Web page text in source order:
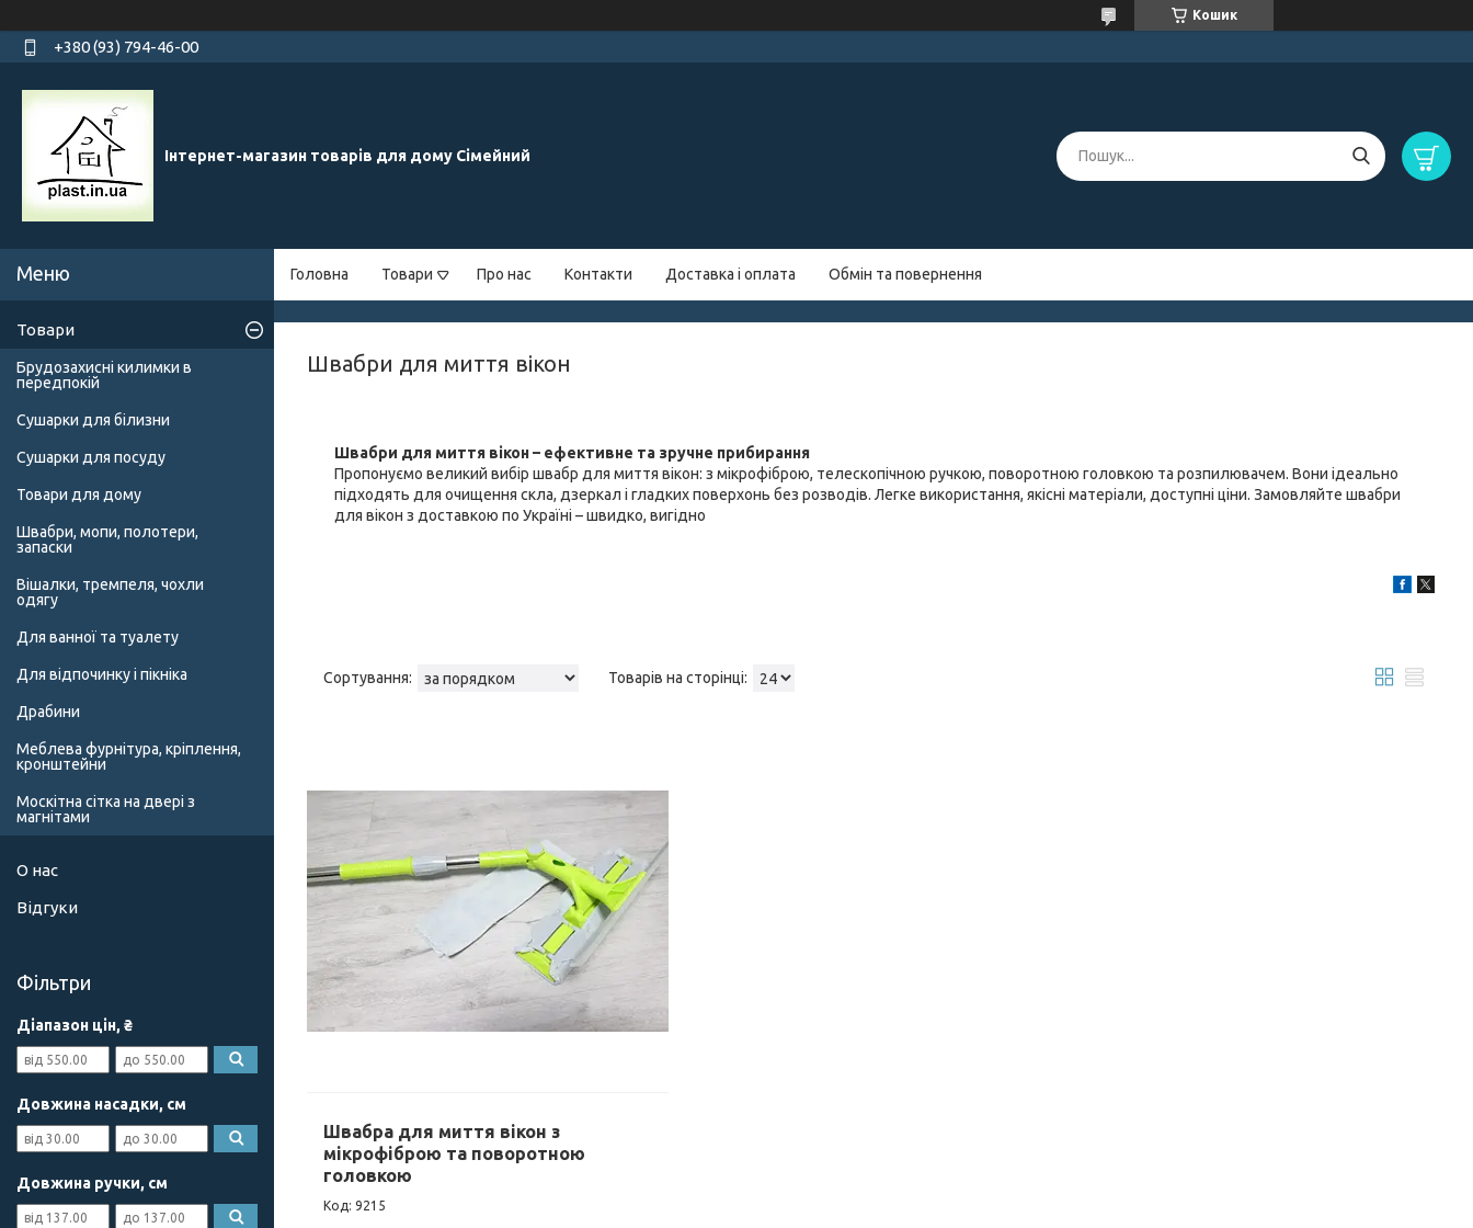
Кошик
+380 (93) 794-46-00
Інтернет-магазин товарів для дому Сімейний
Головна Товари Про нас Контакти Доставка і оплата Обмін та повернення
Швабри для миття вікон
Швабри для миття вікон – ефективне та зручне прибирання
Пропонуємо великий вибір швабр для миття вікон: з мікрофіброю, телескопічною ручкою, поворотною головкою та розпилювачем. Вони ідеально
підходять для очищення скла, дзеркал і гладких поверхонь без розводів. Легке використання, якісні матеріали, доступні ціни. Замовляйте швабри
для вікон з доставкою по Україні – швидко, вигідно
Швабра для миття вікон з
мікрофіброю та поворотною
головкою
9215
Товари
Брудозахисні килимки в
передпокій
Сушарки для білизни
Сушарки для посуду
Товари для дому
Швабри, мопи, полотери,
запаски
Вішалки, тремпеля, чохли
одягу
Для ванної та туалету
Для відпочинку і пікніка
Драбини
Меблева фурнітура, кріплення,
кронштейни
Москітна сітка на двері з
магнітами
О нас
Відгуки
Фільтри
Діапазон цін, ₴
Довжина насадки, см
Довжина ручки, см